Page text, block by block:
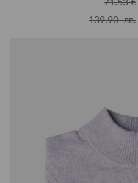
139.90 лв.